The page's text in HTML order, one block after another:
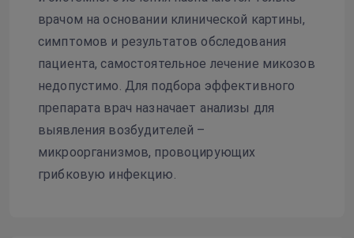
врачом на основании клинической картины,
симптомов и результатов обследования
пациента, самостоятельное лечение микозов
недопустимо. Для подбора эффективного
препарата врач назначает анализы для
выявления возбудителей –
микроорганизмов, провоцирующих
грибковую инфекцию.